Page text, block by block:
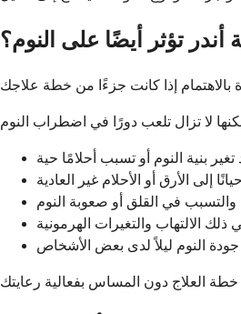
أندر تؤثر أيضًا على النوم؟